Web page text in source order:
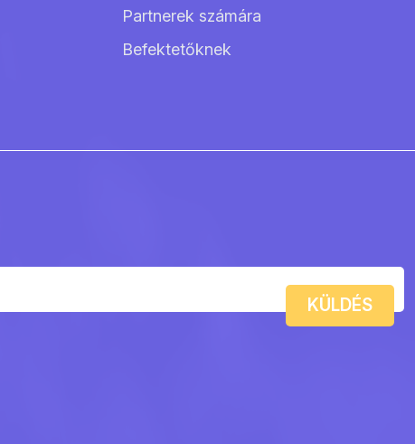
Partnerek számára
Befektetőknek